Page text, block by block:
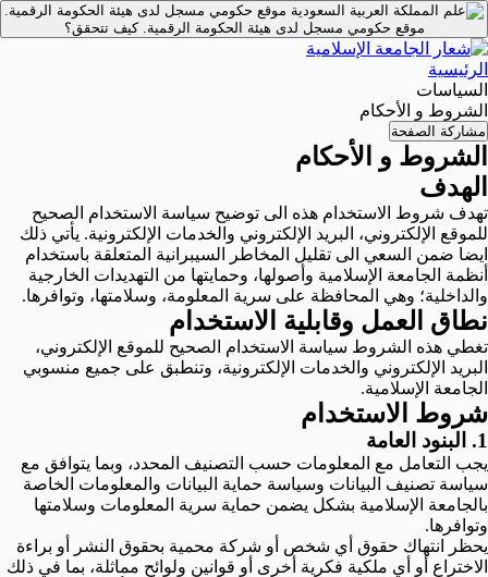
موقع حكومي مسجل لدى هيئة الحكومة الرقمية.
موقع حكومي مسجل لدى هيئة الحكومة الرقمية.كيف تتحقق؟
الرئيسية
السياسات
الشروط و الأحكام
مشاركة الصفحة
الشروط و الأحكام
الهدف
تهدف شروط الاستخدام هذه الى توضيح سياسة الاستخدام الصحيح
للموقع الإلكتروني، البريد الإلكتروني والخدمات الإلكترونية. يأتي ذلك
ايضا ضمن السعي الى تقليل المخاطر السيبرانية المتعلقة باستخدام
أنظمة الجامعة الإسلامية وأصولها، وحمايتها من التهديدات الخارجية
والداخلية؛ وهي المحافظة على سرية المعلومة، وسلامتها، وتوافرها.
نطاق العمل وقابلية الاستخدام
تغطي هذه الشروط سياسة الاستخدام الصحيح للموقع الإلكتروني،
البريد الإلكتروني والخدمات الإلكترونية، وتنطبق على جميع منسوبي
الجامعة الإسلامية.
شروط الاستخدام
1. البنود العامة
يجب التعامل مع المعلومات حسب التصنيف المحدد، وبما يتوافق مع
سياسة تصنيف البيانات وسياسة حماية البيانات والمعلومات الخاصة
بالجامعة الإسلامية بشكل يضمن حماية سرية المعلومات وسلامتها
وتوافرها.
يحظر انتهاك حقوق أي شخص أو شركة محمية بحقوق النشر أو براءة
الاختراع أو أي ملكية فكرية أخرى أو قوانين ولوائح مماثلة، بما في ذلك